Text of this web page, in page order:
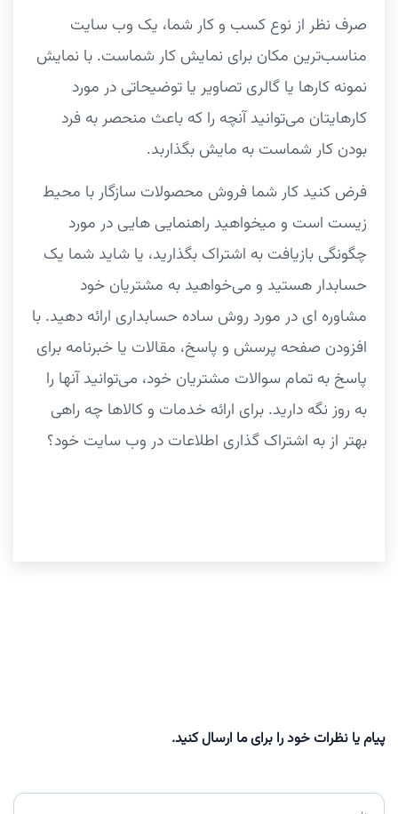
صرف نظر از نوع کسب و کار شما، یک وب سایت
مناسب‌ترین مکان برای نمایش کار شماست. با نمایش
نمونه کارها یا گالری تصاویر یا توضیحاتی در مورد
کارهایتان می‌توانید آنچه را که باعث منحصر به فرد
بودن کار شماست به مایش بگذاربد.
فرض کنید کار شما فروش محصولات سازگار با محیط
زیست است و میخواهید راهنمایی هایی در مورد
چگونگی بازیافت به اشتراک بگذارید، یا شاید شما یک
حسابدار هستید و می‌خواهید به مشتریان خود
مشاوره ای در مورد روش ساده حسابداری ارائه دهید. با
افزودن صفحه پرسش و پاسخ، مقالات یا خبرنامه برای
پاسخ به تمام سوالات مشتریان خود، می‌توانید آنها را
به روز نگه دارید. برای ارائه خدمات و کالاها چه راهی
بهتر از به اشتراک گذاری اطلاعات در وب سایت خود؟
پیام یا نظرات خود را برای ما ارسال کنید.